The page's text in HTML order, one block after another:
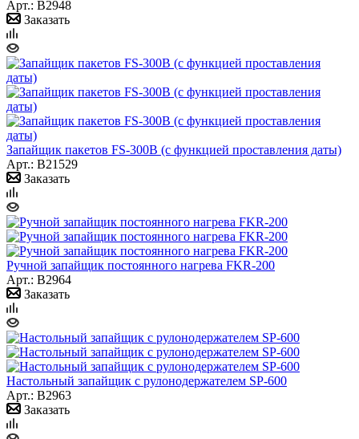
Арт.: B2948
Заказать
Запайщик пакетов FS-300B (с функцией проставления даты)
Арт.: B21529
Заказать
Ручной запайщик постоянного нагрева FKR-200
Арт.: B2964
Заказать
Настольный запайщик с рулонодержателем SP-600
Арт.: B2963
Заказать